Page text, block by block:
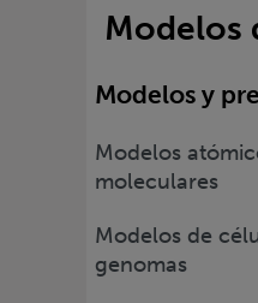
Modelos
Modelos y
Modelos
moleculares
Modelos de
genomas